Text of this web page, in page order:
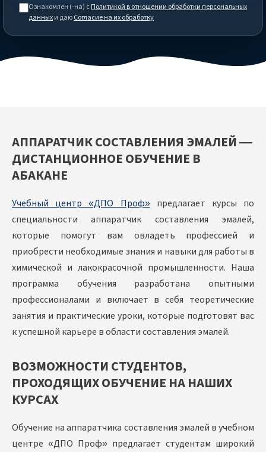
Ознакомлен (-на) сПолитикой в отношении обработки персональных
данныхи даюСогласие на их обработку
АППАРАТЧИК СОСТАВЛЕНИЯ ЭМАЛЕЙ —
ДИСТАНЦИОННОЕ ОБУЧЕНИЕ В
АБАКАНЕ
Учебный центр «ДПО Проф»предлагает курсы по
специальности аппаратчик составления эмалей,
которые помогут вам овладеть профессией и
приобрести необходимые знания и навыки для работы в
химической и лакокрасочной промышленности. Наша
программа обучения разработана опытными
профессионалами и включает в себя теоретические
занятия и практические уроки, которые подготовят вас
к успешной карьере в области составления эмалей.
ВОЗМОЖНОСТИ СТУДЕНТОВ,
ПРОХОДЯЩИХ ОБУЧЕНИЕ НА НАШИХ
КУРСАХ
Обучение на аппаратчика составления эмалей в учебном
центре «ДПО Проф» предлагает студентам широкий